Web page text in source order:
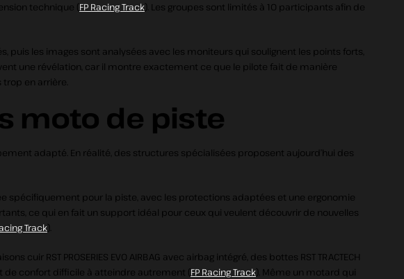
technique (FP Racing Track). Les groupes sont limités à 10 participants afin de
puis les images sont analysées avec les moniteurs qui soulignent les points forts,
une révélation, car il montre exactement ce que le pilote fait de manière
en arrière.
moto de piste
adapté. En réalité, des structures spécialisées proposent aujourd’hui des
spécifiquement pour la piste, avec les protections adaptées et une ergonomie
ce qui en fait un support idéal pour ceux qui veulent découvrir de nouvelles
Track).
RST PROSERIES EVO AIRBAG avec airbag intégré, des bottes RST TRACTECH
de confort difficile à atteindre autrement (FP Racing Track). Même un motard qui